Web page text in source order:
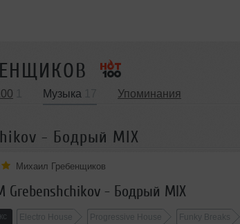
Музыка Упоминания
- Бодрый MIX
Михаил Гребенщиков
Grebenshchikov - Бодрый MIX
Electro House Progressive House Funky Breaks